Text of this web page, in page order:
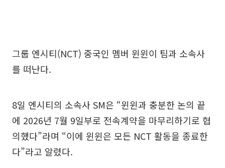
그룹 엔시티(NCT) 중국인 멤버 윈윈이 팀과 소속사
를 떠난다.
8일 엔시티의 소속사 SM은 “윈윈과 충분한 논의 끝
에 2026년 7월 9일부로 전속계약을 마무리하기로 협
의했다”라며 “이에 윈윈은 모든 NCT 활동을 종료한
다”라고 알렸다.